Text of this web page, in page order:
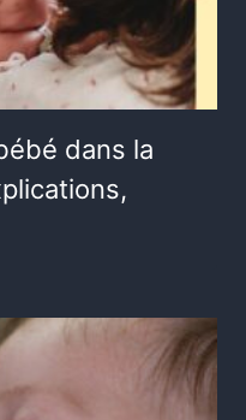
dans la